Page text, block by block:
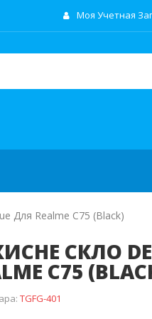
Моя Учетная
Для Realme C75 (black)
СКЛО
C75
TGFG-401